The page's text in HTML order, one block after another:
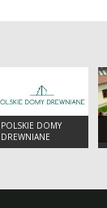
POLSKIE DOMY
DREWNIANE